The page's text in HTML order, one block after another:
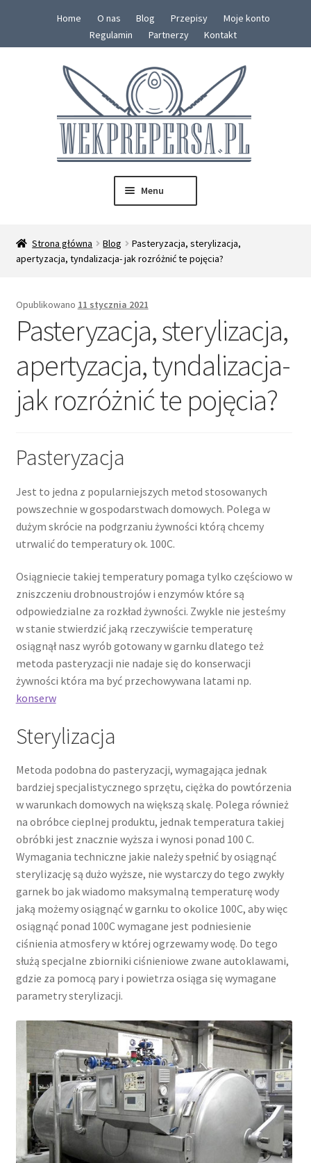
Home O nas Blog Przepisy
Moje konto
Regulamin
Partnerzy Kontakt
Menu
Konserwy
Dieta ketogeniczna
Noże survivalowe
Inne
Strona główna Blog
Pasteryzacja, sterylizacja,
apertyzacja, tyndalizacja- jak rozróżnić te pojęcia?
Opublikowano 11 stycznia 2021
Pasteryzacja, sterylizacja,
apertyzacja, tyndalizacja-
jak rozróżnić te pojęcia?
Pasteryzacja
Jest to jedna z popularniejszych metod stosowanych
powszechnie w gospodarstwach domowych. Polega w
dużym skrócie na podgrzaniu żywności którą chcemy
utrwalić do temperatury ok. 100C.
Osiągniecie takiej temperatury pomaga tylko częściowo w
zniszczeniu drobnoustrojów i enzymów które są
odpowiedzialne za rozkład żywności. Zwykle nie jesteśmy
w stanie stwierdzić jaką rzeczywiście temperaturę
osiągnął nasz wyrób gotowany w garnku dlatego też
metoda pasteryzacji nie nadaje się do konserwacji
żywności która ma być przechowywana latami np.
konserw
Sterylizacja
Metoda podobna do pasteryzacji, wymagająca jednak
bardziej specjalistycznego sprzętu, ciężka do powtórzenia
w warunkach domowych na większą skalę. Polega również
na obróbce cieplnej produktu, jednak temperatura takiej
obróbki jest znacznie wyższa i wynosi ponad 100 C.
Wymagania techniczne jakie należy spełnić by osiągnąć
sterylizację są dużo wyższe, nie wystarczy do tego zwykły
garnek bo jak wiadomo maksymalną temperaturę wody
jaką możemy osiągnąć w garnku to okolice 100C, aby więc
osiągnąć ponad 100C wymagane jest podniesienie
ciśnienia atmosfery w której ogrzewamy wodę. Do tego
służą specjalne zbiorniki ciśnieniowe zwane autoklawami,
gdzie za pomocą pary i powietrza osiąga się wymagane
parametry sterylizacji.